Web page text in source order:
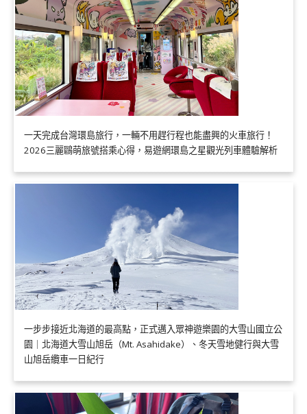
一天完成台灣環島旅行，一輛不用趕行程也能盡興的火車旅行！
2026三麗鷗萌旅號搭乘心得，易遊網環島之星觀光列車體驗解析
一步步接近北海道的最高點，正式邁入眾神遊樂園的大雪山國立公
園｜北海道大雪山旭岳（Mt. Asahidake）、冬天雪地健行與大雪
山旭岳纜車一日紀行